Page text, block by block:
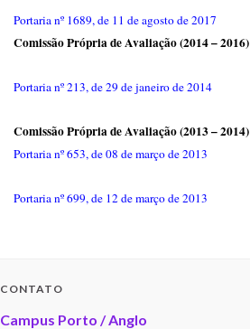
Portaria nº 1689, de 11 de agosto de 2017
Comissão Própria de Avaliação (2014 – 2016)
Portaria nº 213, de 29 de janeiro de 2014
Comissão Própria de Avaliação (2013 – 2014)
Portaria nº 653, de 08 de março de 2013
Portaria nº 699, de 12 de março de 2013
CONTATO
Campus Porto / Anglo